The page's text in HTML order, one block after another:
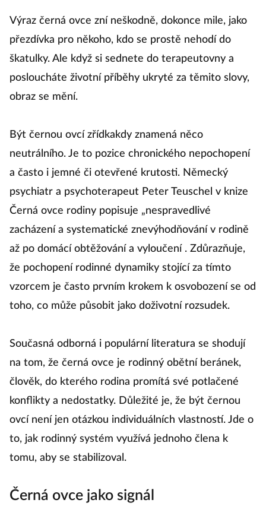
Výraz černá ovce zní neškodně, dokonce mile, jako
přezdívka pro někoho, kdo se prostě nehodí do
škatulky. Ale když si sednete do terapeutovny a
posloucháte životní příběhy ukryté za těmito slovy,
obraz se mění.
Být černou ovcí zřídkakdy znamená něco
neutrálního. Je to pozice chronického nepochopení
a často i jemné či otevřené krutosti. Německý
psychiatr a psychoterapeut Peter Teuschel v knize
Černá ovce rodiny popisuje „nespravedlivé
zacházení a systematické znevýhodňování v rodině
až po domácí obtěžování a vyloučení . Zdůrazňuje,
že pochopení rodinné dynamiky stojící za tímto
vzorcem je často prvním krokem k osvobození se od
toho, co může působit jako doživotní rozsudek.
Současná odborná i populární literatura se shodují
na tom, že černá ovce je rodinný obětní beránek,
člověk, do kterého rodina promítá své potlačené
konflikty a nedostatky. Důležité je, že být černou
ovcí není jen otázkou individuálních vlastností. Jde o
to, jak rodinný systém využívá jednoho člena k
tomu, aby se stabilizoval.
Černá ovce jako signál